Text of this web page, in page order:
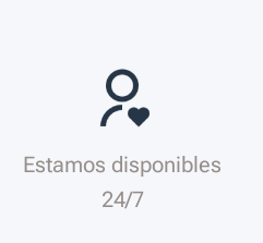
Estamos disponibles
24/7